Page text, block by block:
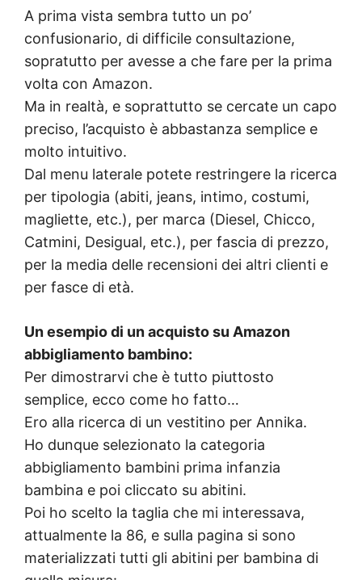
A prima vista sembra tutto un po’
confusionario, di difficile consultazione,
sopratutto per avesse a che fare per la prima
volta con Amazon.
Ma in realtà, e soprattutto se cercate un capo
preciso, l’acquisto è abbastanza semplice e
molto intuitivo.
Dal menu laterale potete restringere la ricerca
per tipologia (abiti, jeans, intimo, costumi,
magliette, etc.), per marca (Diesel, Chicco,
Catmini, Desigual, etc.), per fascia di prezzo,
per la media delle recensioni dei altri clienti e
per fasce di età.
Un esempio di un acquisto su Amazon
abbigliamento bambino:
Per dimostrarvi che è tutto piuttosto
semplice, ecco come ho fatto…
Ero alla ricerca di un vestitino per Annika.
Ho dunque selezionato la categoria
abbigliamento bambini prima infanzia
bambina e poi cliccato su abitini.
Poi ho scelto la taglia che mi interessava,
attualmente la 86, e sulla pagina si sono
materializzati tutti gli abitini per bambina di